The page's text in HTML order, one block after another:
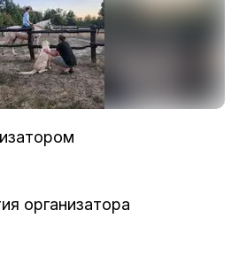
организатора